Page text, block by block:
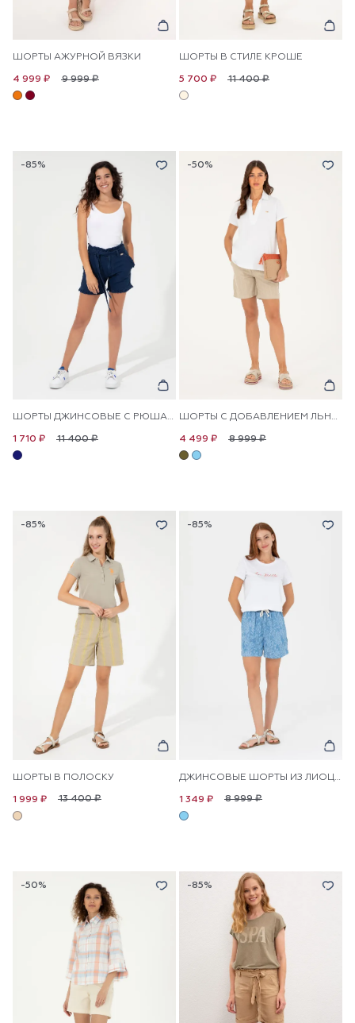
ШОРТЫ АЖУРНОЙ ВЯЗКИ
9 999 ₽
4 999 ₽
ШОРТЫ В СТИЛЕ КРОШЕ
11 400 ₽
5 700 ₽
-85%
ШОРТЫ ДЖИНСОВЫЕ С РЮШАМИ
11 400 ₽
1 710 ₽
-50%
ШОРТЫ С ДОБАВЛЕНИЕМ ЛЬНА В ПОЛОСКУ
8 999 ₽
4 499 ₽
-85%
ШОРТЫ В ПОЛОСКУ
13 400 ₽
1 999 ₽
-85%
ДЖИНСОВЫЕ ШОРТЫ ИЗ ЛИОЦЕЛЛА
8 999 ₽
1 349 ₽
-50% -85%